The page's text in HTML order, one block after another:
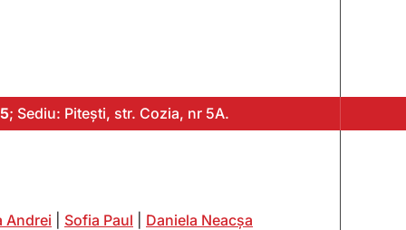
; Sediu: Pitești, str. Cozia, nr 5A.
Andrei Sofia Paul
Daniela Neacșa